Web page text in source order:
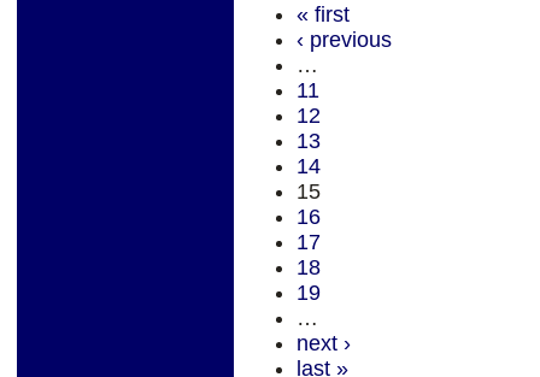
« first
‹ previous
…
11
12
13
14
15
16
17
18
19
…
next ›
last »